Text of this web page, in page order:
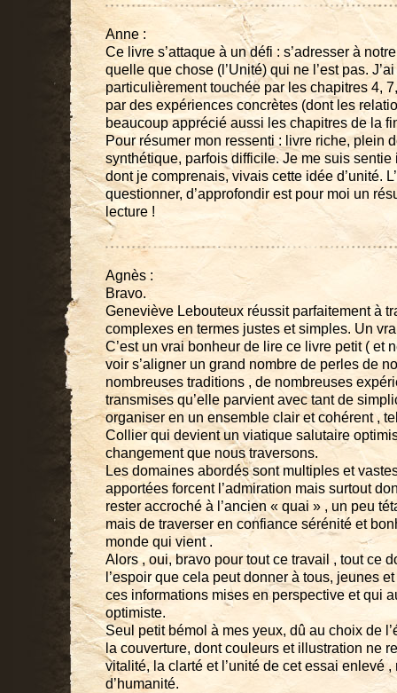
Anne :
Ce livre s’attaque à un défi : s’adresser à
quelle que chose (l’Unité) qui ne l’est pas.
particulièrement touchée par les chapitres 4,
par des expériences concrètes (dont les
beaucoup apprécié aussi les chapitres de la
Pour résumer mon ressenti : livre riche, plein
synthétique, parfois difficile. Je me suis
dont je comprenais, vivais cette idée d’unité.
questionner, d’approfondir est pour moi un
lecture !
Agnès :
Bravo.
Geneviève Lebouteux réussit parfaitement à
complexes en termes justes et simples. Un
C’est un vrai bonheur de lire ce livre petit ( et
voir s’aligner un grand nombre de perles de
nombreuses traditions , de nombreuses
transmises qu’elle parvient avec tant de
organiser en un ensemble clair et cohérent ,
Collier qui devient un viatique salutaire
changement que nous traversons.
Les domaines abordés sont multiples et
apportées forcent l’admiration mais surtout
rester accroché à l’ancien « quai » , un peu
mais de traverser en confiance sérénité et
monde qui vient .
Alors , oui, bravo pour tout ce travail , tout ce
l’espoir que cela peut donner à tous, jeunes
ces informations mises en perspective et qui
optimiste.
Seul petit bémol à mes yeux, dû au choix de
la couverture, dont couleurs et illustration ne
vitalité, la clarté et l’unité de cet essai enlevé
d’humanité.